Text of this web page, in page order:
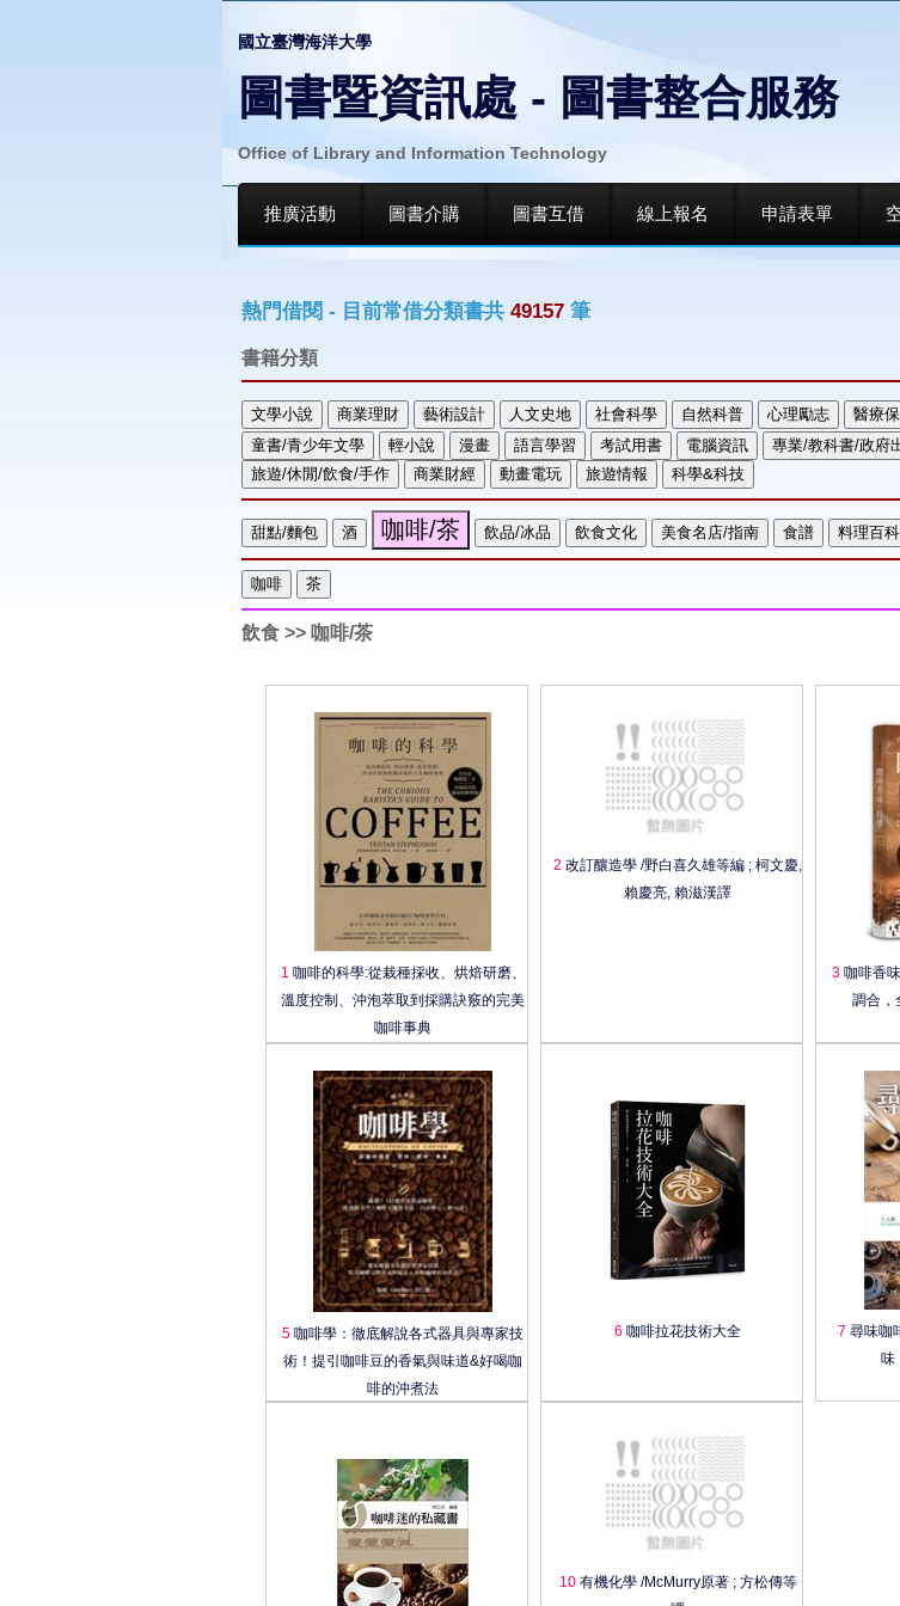
國立臺灣海洋大學
圖書暨資訊處 - 圖書整合服務
Office of Library and Information Technology
推廣活動 圖書介購 圖書互借 線上報名 申請表單
熱門借閱 - 目前常借分類書共49157 筆
書籍分類
飲食 >> 咖啡/茶
1 咖啡的科學:從栽種採收、烘焙研磨、
溫度控制、沖泡萃取到採購訣竅的完美
咖啡事典
2 改訂釀造學 /野白喜久雄等編 ; 柯文慶,
賴慶亮, 賴滋漢譯
3 咖啡香
調合，
5 咖啡學：徹底解說各式器具與專家技
術！提引咖啡豆的香氣與味道&好喝咖
啡的沖煮法
6 咖啡拉花技術大全 7 尋味咖
味
10有機化學 /McMurry原著 ; 方松傳等